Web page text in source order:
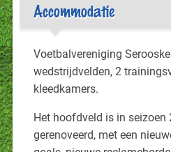
Accommodatie
Voetbalvereniging
wedstrijdvelden, 2
kleedkamers.
Het hoofdveld is in seizoen
gerenoveerd, met een